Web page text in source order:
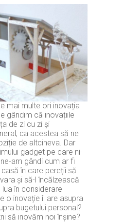
mai multe ori inovația
gândim că inovațiile
de zi cu zi și
ca acestea să ne
de altcineva. Dar
gadget pe care ni-
am gândi cum ar fi
în care pereții să
și să-l încălzească
în considerare
o inovație îl are asupra
bugetului personal?
să inovăm noi înșine?